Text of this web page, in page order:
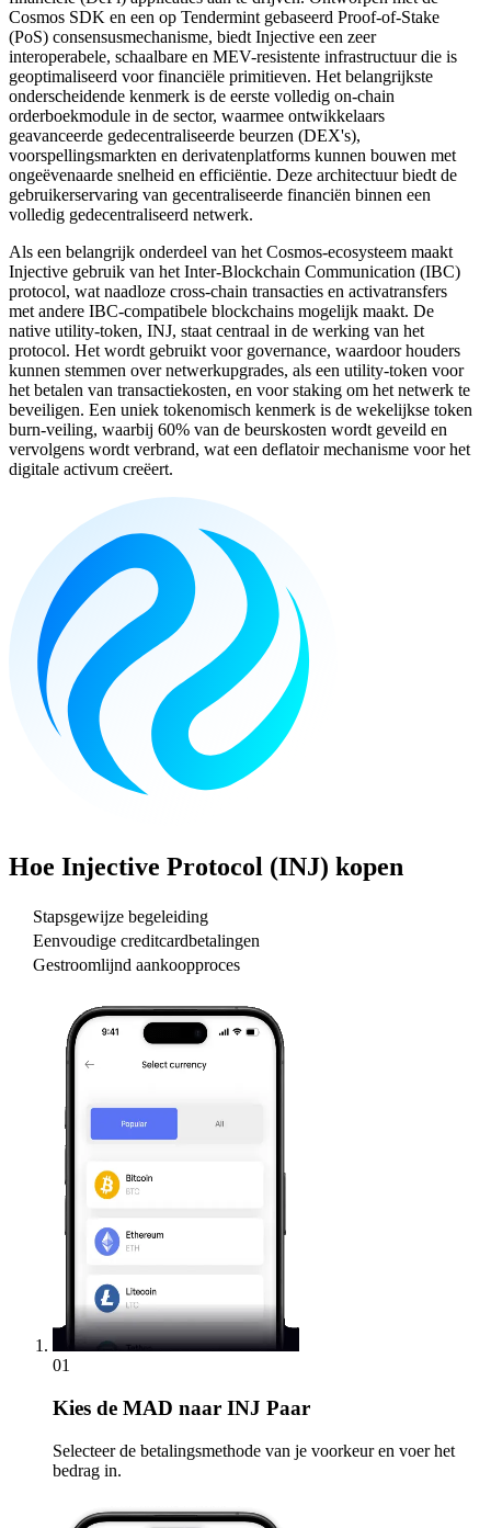
Cosmos SDK en een op Tendermint gebaseerd Proof-of-Stake
(PoS) consensusmechanisme, biedt Injective een zeer
interoperabele, schaalbare en MEV-resistente infrastructuur die is
geoptimaliseerd voor financiële primitieven. Het belangrijkste
onderscheidende kenmerk is de eerste volledig on-chain
orderboekmodule in de sector, waarmee ontwikkelaars
geavanceerde gedecentraliseerde beurzen (DEX's),
voorspellingsmarkten en derivatenplatforms kunnen bouwen met
ongeëvenaarde snelheid en efficiëntie. Deze architectuur biedt de
gebruikerservaring van gecentraliseerde financiën binnen een
volledig gedecentraliseerd netwerk.
Als een belangrijk onderdeel van het Cosmos-ecosysteem maakt
Injective gebruik van het Inter-Blockchain Communication (IBC)
protocol, wat naadloze cross-chain transacties en activatransfers
met andere IBC-compatibele blockchains mogelijk maakt. De
native utility-token, INJ, staat centraal in de werking van het
protocol. Het wordt gebruikt voor governance, waardoor houders
kunnen stemmen over netwerkupgrades, als een utility-token voor
het betalen van transactiekosten, en voor staking om het netwerk te
beveiligen. Een uniek tokenomisch kenmerk is de wekelijkse token
burn-veiling, waarbij 60% van de beurskosten wordt geveild en
vervolgens wordt verbrand, wat een deflatoir mechanisme voor het
digitale activum creëert.
Hoe Injective Protocol (INJ) kopen
Stapsgewijze begeleiding
Eenvoudige creditcardbetalingen
Gestroomlijnd aankoopproces
01
Kies de MAD naar INJ Paar
Selecteer de betalingsmethode van je voorkeur en voer het
bedrag in.